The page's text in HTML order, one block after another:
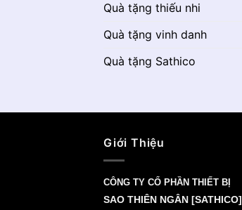
Quà tặng thiếu nhi
Quà tặng vinh danh
Quà tặng Sathico
Giới Thiệu
CÔNG TY CỔ PHẦN THIẾT BỊ
SAO THIÊN NGÂN [SATHICO]